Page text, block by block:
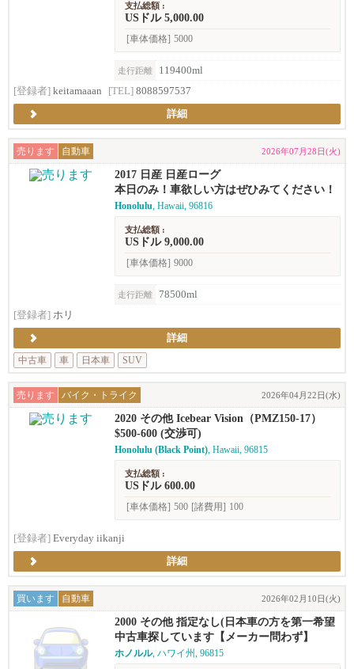
支払総額 :
USドル 5,000.00
[車体価格] 5000
走行距離
119400ml
[登録者] keitamaaan [TEL] 8088597537
詳細
売ります 自動車 2026年07月28日(火)
2017 日産 日産ローグ
本日のみ！車欲しい方はぜひみてください！
Honolulu, Hawaii, 96816
支払総額 :
USドル 9,000.00
[車体価格] 9000
走行距離
78500ml
[登録者] ホリ
詳細
中古車
車 日本車 SUV
売ります バイク・トライク 2026年04月22日(水)
2020 その他 Icebear Vision（PMZ150-17）
$500-600 (交渉可)
Honolulu (Black Point), Hawaii, 96815
支払総額 :
USドル 600.00
[車体価格] 500 [諸費用] 100
[登録者] Everyday iikanji
詳細
買います 自動車 2026年02月10日(火)
2000 その他 指定なし(日本車の方を第一希望
としています)
中古車探しています【メーカー問わず】
ホノルル, ハワイ州, 96815